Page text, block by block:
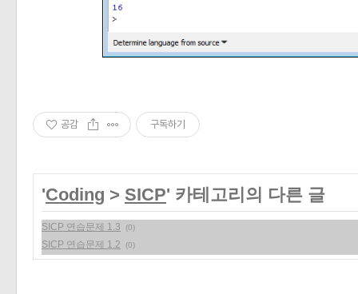
공감 구독하기
'Coding > SICP' 카테고리의 다른 글
SICP 연습문제 1.3 (0)
SICP 연습문제 1.2 (0)